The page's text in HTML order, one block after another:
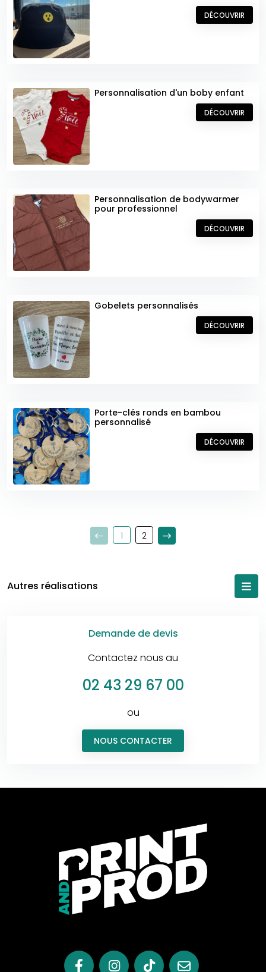
porteuse de sens.
DÉCOUVRIR
Personnalisation d'un boby enfant
DÉCOUVRIR
Personnalisation de bodywarmer
pour professionnel
DÉCOUVRIR
Gobelets personnalisés
DÉCOUVRIR
Porte-clés ronds en bambou
personnalisé
DÉCOUVRIR
1 2
Autres réalisations
Demande de devis
Contactez nous au
02 43 29 67 00
ou
NOUS CONTACTER